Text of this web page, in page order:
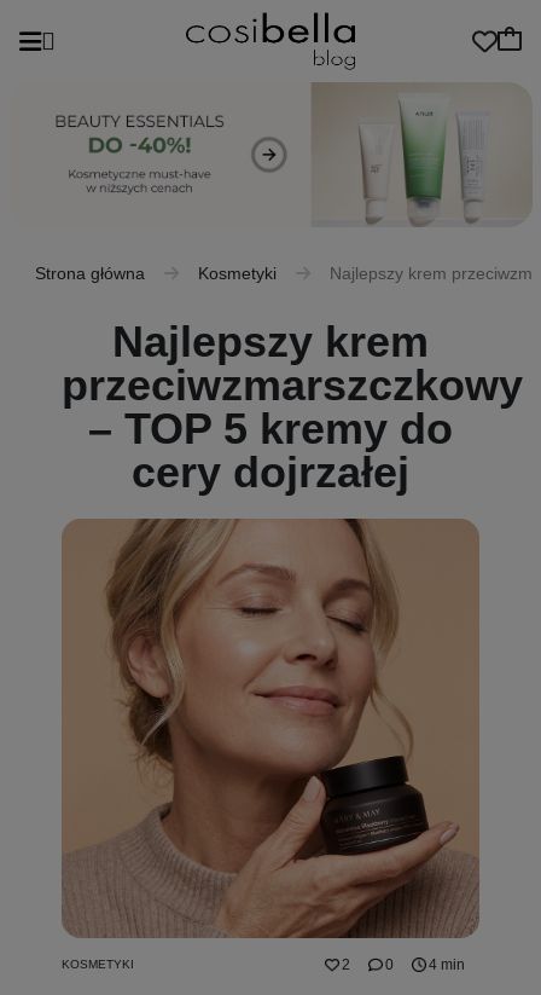
Strona główna Kosmetyki Najlepszy krem
Najlepszy krem
przeciwzmarszczkowy
– TOP 5 kremy do
cery dojrzałej
KOSMETYKI 2 0 4 min